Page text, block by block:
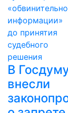
В
внесли